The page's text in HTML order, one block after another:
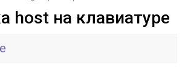
host на клавиатуре